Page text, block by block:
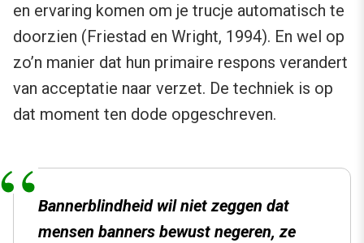
en ervaring komen om je trucje automatisch te
doorzien (Friestad en Wright, 1994). En wel op
zo’n manier dat hun primaire respons verandert
van acceptatie naar verzet. De techniek is op
dat moment ten dode opgeschreven.
Bannerblindheid wil niet zeggen dat
mensen banners bewust negeren, ze